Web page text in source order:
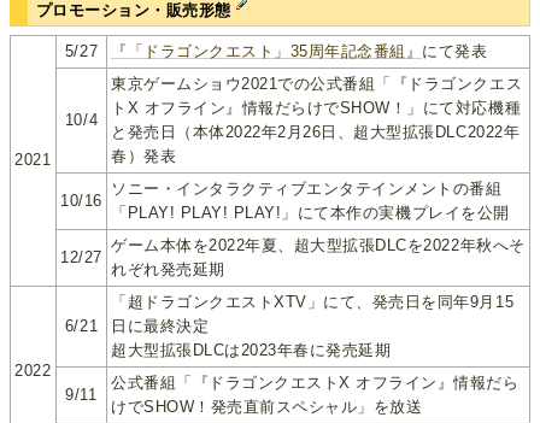
プロモーション・販売形態
2021
5/27 『「ドラゴンクエスト」35周年記念番組』 にて発表
10/4
東京ゲームショウ2021での公式番組「『ドラゴンクエス
トX オフライン』情報だらけでSHOW！」にて対応機種
と発売日（本体2022年2月26日、超大型拡張DLC2022年
春）発表
10/16
ソニー・インタラクティブエンタテインメントの番組
「PLAY! PLAY! PLAY!」にて本作の実機プレイを公開
12/27
ゲーム本体を2022年夏、超大型拡張DLCを2022年秋へそ
れぞれ発売延期
2022
6/21
「超ドラゴンクエストXTV」にて、発売日を同年9月15
日に最終決定
超大型拡張DLCは2023年春に発売延期
9/11
公式番組「『ドラゴンクエストX オフライン』情報だら
けでSHOW！発売直前スペシャル」を放送